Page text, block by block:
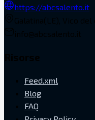
https://abcsalento.it
Feed.xml
Blog
FAQ